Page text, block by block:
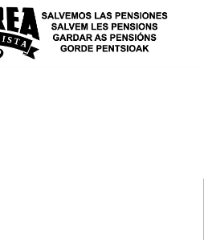
Saltar
al
contenido